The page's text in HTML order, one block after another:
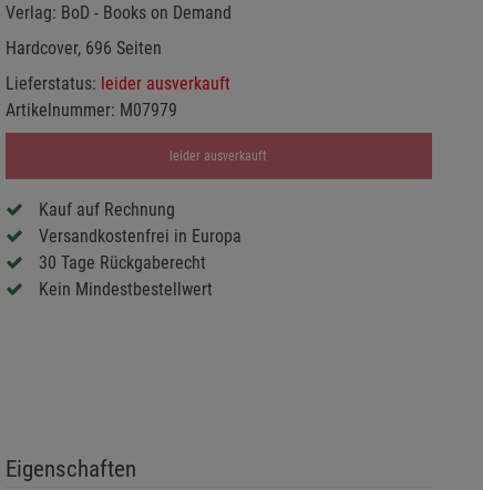
Verlag: BoD - Books on Demand
Hardcover, 696 Seiten
Lieferstatus: leider ausverkauft
Artikelnummer: M07979
leider ausverkauft
Kauf auf Rechnung
Versandkostenfrei in Europa
30 Tage Rückgaberecht
Kein Mindestbestellwert
Eigenschaften